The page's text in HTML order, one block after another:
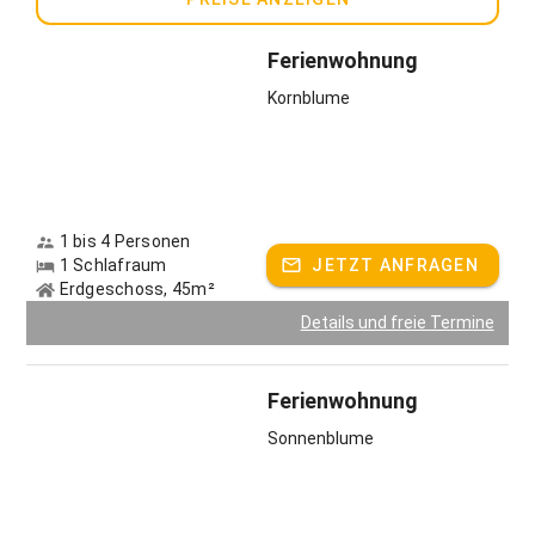
besonders macht, ist unsere unglaublich schöne, ruhige
Alleinlage. Von den beiden Ferienwohnungen schweift der
Blick über die bewaldeten Hügel, Äcker und Felder und wenn
der bayerische Fön Oberhand gewinnt, reiht sich hinter dem
Fußbodenheizung sowie einen Kaminofen, die
„Sonnenblume“ im Obergeschoß hat zum Teil Holzböden.
Alle Baumaterialien des ehemaligen Back- und
Getreidehauses sind ökologisch und gesund.
Kinder fühlen sich bei uns ganz besonders gut aufgehoben.
Schließlich sind wir noch ein echter Bauernhof mit
Ferienwohnung
Kornblume
1 bis 4 Personen
1 Schlafraum
Erdgeschoss, 45m²
JETZT ANFRAGEN
Details und freie Termine
Ferienwohnung
Sonnenblume